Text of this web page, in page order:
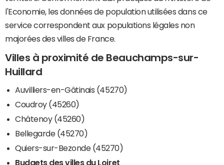
l'Economie, les données de population utilisées dans ce
service correspondent aux populations légales non
majorées des villes de France.
Villes à proximité de Beauchamps-sur-
Huillard
Auvilliers-en-Gâtinais (45270)
Coudroy (45260)
Châtenoy (45260)
Bellegarde (45270)
Quiers-sur-Bezonde (45270)
Budgets des villes du Loiret